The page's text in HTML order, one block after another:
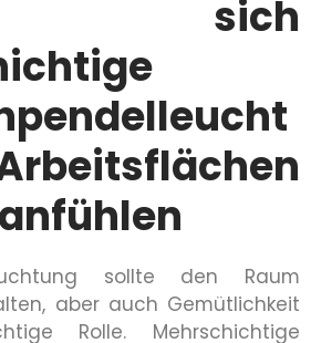
sich
sollte den Raum
aber auch Gemütlichkeit
Rolle. Mehrschichtige